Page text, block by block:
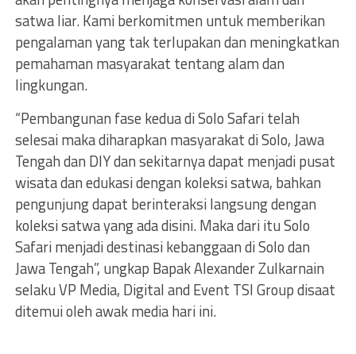
satwa liar. Kami berkomitmen untuk memberikan
pengalaman yang tak terlupakan dan meningkatkan
pemahaman masyarakat tentang alam dan
lingkungan.
“Pembangunan fase kedua di Solo Safari telah
selesai maka diharapkan masyarakat di Solo, Jawa
Tengah dan DIY dan sekitarnya dapat menjadi pusat
wisata dan edukasi dengan koleksi satwa, bahkan
pengunjung dapat berinteraksi langsung dengan
koleksi satwa yang ada disini. Maka dari itu Solo
Safari menjadi destinasi kebanggaan di Solo dan
Jawa Tengah”, ungkap Bapak Alexander Zulkarnain
selaku VP Media, Digital and Event TSI Group disaat
ditemui oleh awak media hari ini.